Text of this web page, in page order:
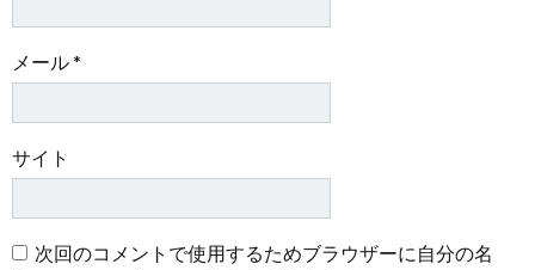
メール*
サイト
次回のコメントで使用するためブラウザーに自分の名